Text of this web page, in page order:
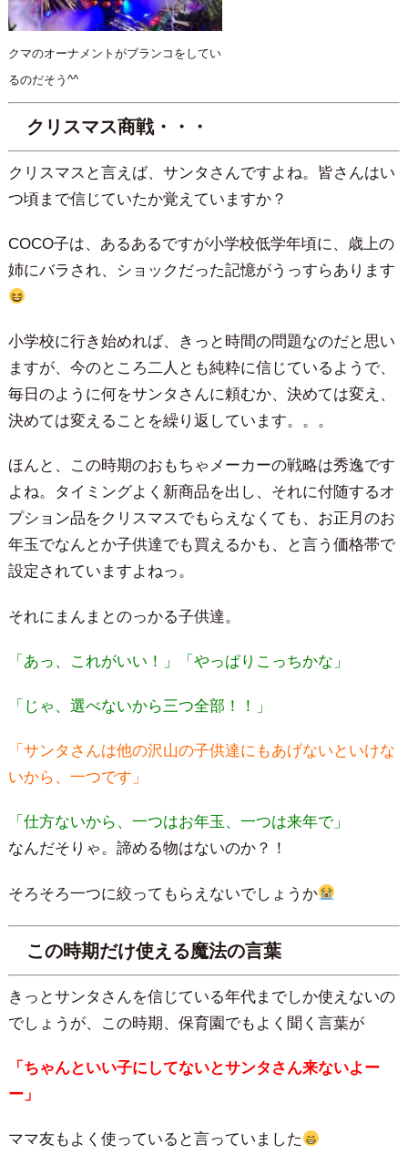
クマのオーナメントがブランコをしてい
るのだそう^^
クリスマス商戦・・・
クリスマスと言えば、サンタさんですよね。皆さんはい
つ頃まで信じていたか覚えていますか？
COCO子は、あるあるですが小学校低学年頃に、歳上の
姉にバラされ、ショックだった記憶がうっすらあります
小学校に行き始めれば、きっと時間の問題なのだと思い
ますが、今のところ二人とも純粋に信じているようで、
毎日のように何をサンタさんに頼むか、決めては変え、
決めては変えることを繰り返しています。。。
ほんと、この時期のおもちゃメーカーの戦略は秀逸です
よね。タイミングよく新商品を出し、それに付随するオ
プション品をクリスマスでもらえなくても、お正月のお
年玉でなんとか子供達でも買えるかも、と言う価格帯で
設定されていますよねっ。
それにまんまとのっかる子供達。
「あっ、これがいい！」「やっぱりこっちかな」
「じゃ、選べないから三つ全部！！」
「サンタさんは他の沢山の子供達にもあげないといけな
いから、一つです」
「仕方ないから、一つはお年玉、一つは来年で」
なんだそりゃ。諦める物はないのか？！
そろそろ一つに絞ってもらえないでしょうか
この時期だけ使える魔法の言葉
きっとサンタさんを信じている年代までしか使えないの
でしょうが、この時期、保育園でもよく聞く言葉が
「ちゃんといい子にしてないとサンタさん来ないよー
ー」
ママ友もよく使っていると言っていました